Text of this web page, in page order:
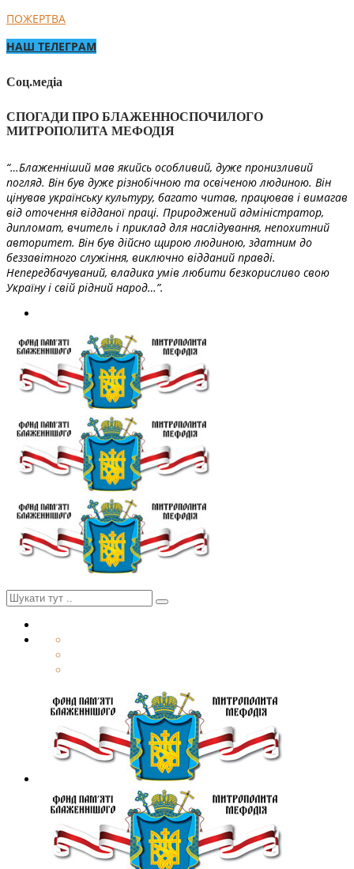
ПОЖЕРТВА
НАШ ТЕЛЕГРАМ
Соц.медіа
СПОГАДИ ПРО БЛАЖЕННОСПОЧИЛОГО
МИТРОПОЛИТА МЕФОДІЯ
“…Блаженніший мав якийсь особливий, дуже пронизливий
погляд. Він був дуже різнобічною та освіченою людиною. Він
цінував українську культуру, багато читав, працював і вимагав
від оточення відданої праці. Природжений адміністратор,
дипломат, вчитель і приклад для наслідування, непохитний
авторитет. Він був дійсно щирою людиною, здатним до
беззавітного служіння, виключно відданий правді.
Непередбачуваний, владика умів любити безкорисливо свою
Україну і свій рідний народ…”.